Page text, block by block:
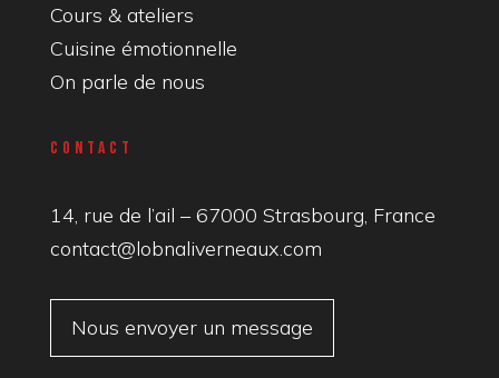
Cours & ateliers
Cuisine émotionnelle
On parle de nous
Contact
14, rue de l’ail – 67000 Strasbourg, France
contact@lobnaliverneaux.com
Nous envoyer un message